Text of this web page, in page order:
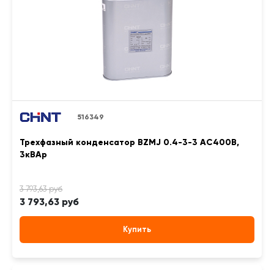
516349
Трехфазный конденсатор BZMJ 0.4-3-3 АС400В,
3кВАр
3 793,63 руб
Купить